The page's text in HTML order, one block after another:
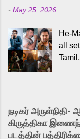
- May 25, 2026
He-
all
and
into
நடிகர்
கிருத்திகா
படத்தின்